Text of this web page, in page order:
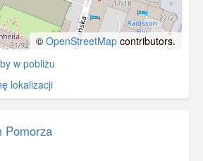
© OpenStreetMap contributors.
w pobliżu
lokalizacji
Pomorza